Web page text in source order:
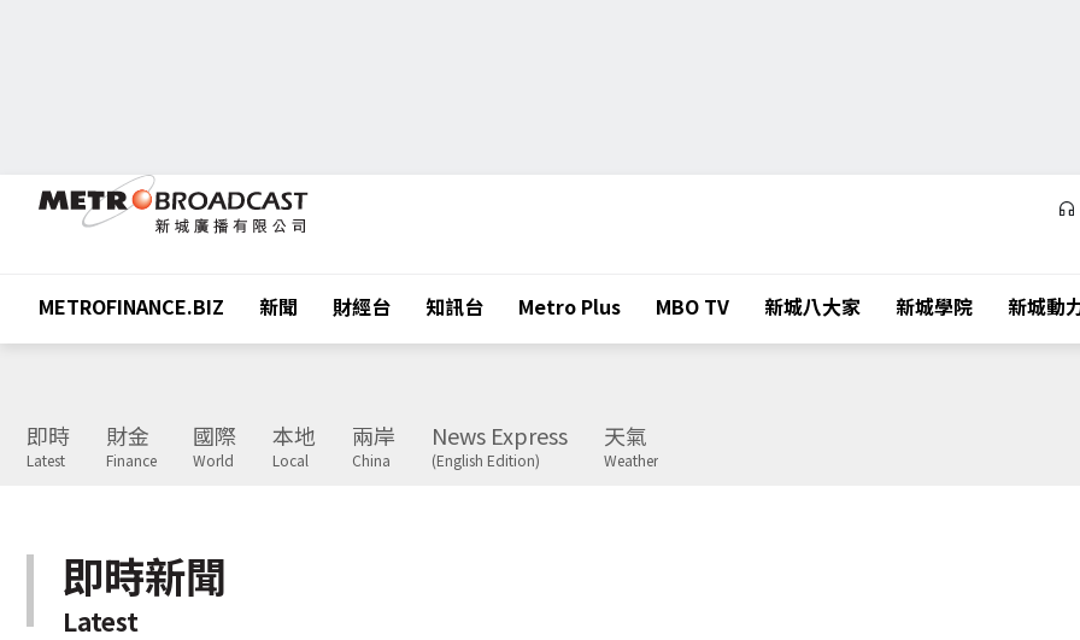
METROFINANCE.BIZ 新聞 財經台 知訊台 Metro Plus MBO TV 新城八大家 新城學院 新城動
即時
Latest
財金
Finance
國際
World
本地
Local
兩岸
China
News Express
(English Edition)
天氣
Weather
即時新聞
Latest